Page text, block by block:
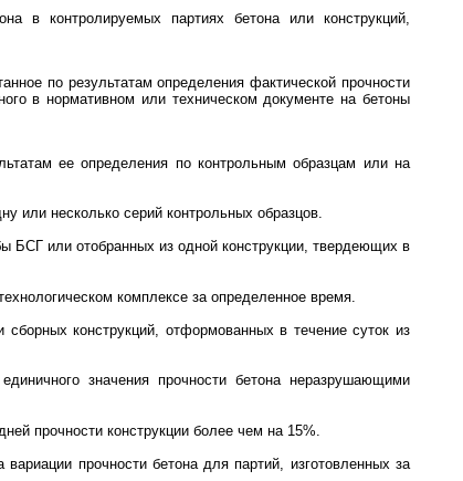
в контролируемых партиях бетона или конструкций,
по результатам определения фактической прочности
в нормативном или техническом документе на бетоны
ее определения по контрольным образцам или на
или несколько серий контрольных образцов.
БСГ или отобранных из одной конструкции, твердеющих в
комплексе за определенное время.
конструкций, отформованных в течение суток из
значения прочности бетона неразрушающими
прочности конструкции более чем на 15%.
прочности бетона для партий, изготовленных за